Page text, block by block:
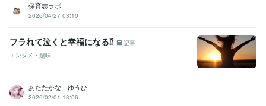
保育志ラボ
2026/04/27 03:10
フラれて泣くと幸福になる⁉
記事
エンタメ・趣味
あたたかな ゆうひ
2026/02/01 13:06